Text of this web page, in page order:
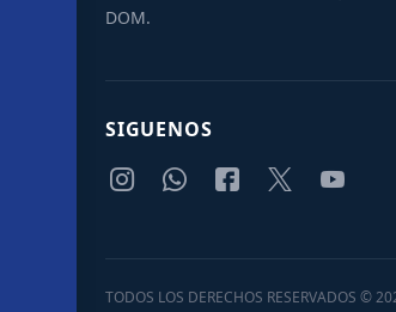
DOM.
SIGUENOS
TODOS LOS DERECHOS RESERVADOS ©